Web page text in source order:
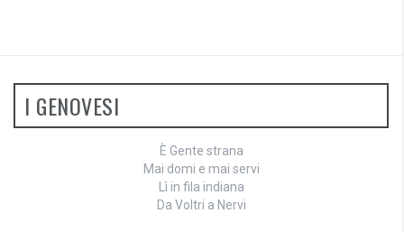
I GENOVESI
È Gente strana
Mai domi e mai servi
Lì in fila indiana
Da Voltri a Nervi